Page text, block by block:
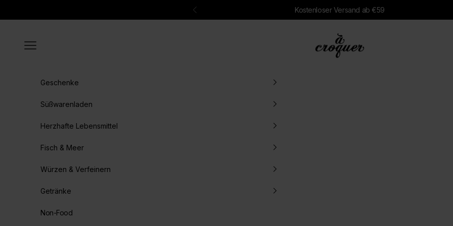
Zurück Kostenloser Versand ab €59
à croquer
Menü
Geschenke
Süßwarenladen
Herzhafte Lebensmittel
Fisch & Meer
Würzen & Verfeinern
Getränke
Non-Food